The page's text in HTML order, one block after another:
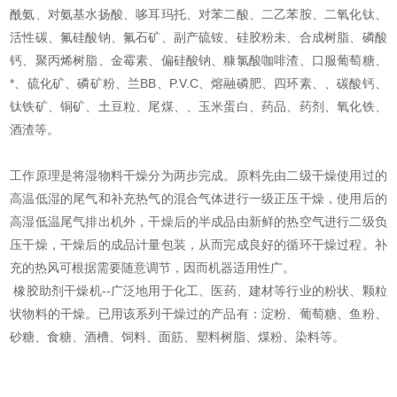
酰氨、对氨基水扬酸、哆耳玛托、对苯二酸、二乙苯胺、二氧化钛、
活性碳、氟硅酸钠、氟石矿、副产硫铵、硅胶粉未、合成树脂、磷酸
钙、聚丙烯树脂、金霉素、偏硅酸钠、糠氯酸咖啡渣、口服葡萄糖、
*、硫化矿、磷矿粉、兰BB、P.V.C、熔融磷肥、四环素、、碳酸钙、
钛铁矿、铜矿、土豆粒、尾煤、、玉米蛋白、药品、药剂、氧化铁、
酒渣等。
工作原理是将湿物料干燥分为两步完成。原料先由二级干燥使用过的
高温低湿的尾气和补充热气的混合气体进行一级正压干燥，使用后的
高湿低温尾气排出机外，干燥后的半成品由新鲜的热空气进行二级负
压干燥，干燥后的成品计量包装，从而完成良好的循环干燥过程。补
充的热风可根据需要随意调节，因而机器适用性广。
橡胶助剂干燥机--广泛地用于化工、医药、建材等行业的粉状、颗粒
状物料的干燥。已用该系列干燥过的产品有：淀粉、葡萄糖、鱼粉、
砂糖、食糖、酒槽、饲料、面筋、塑料树脂、煤粉、染料等。